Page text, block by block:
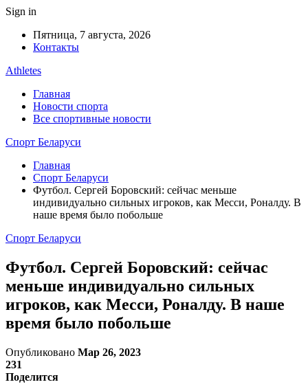
Sign in
Пятница, 7 августа, 2026
Контакты
Athletes
Главная
Новости спорта
Все спортивные новости
Спорт Беларуси
Главная
Спорт Беларуси
Футбол. Сергей Боровский: сейчас меньше
индивидуально сильных игроков, как Месси, Роналду. В
наше время было побольше
Спорт Беларуси
Футбол. Сергей Боровский: сейчас
меньше индивидуально сильных
игроков, как Месси, Роналду. В наше
время было побольше
Опубликовано Мар 26, 2023
231
Поделится